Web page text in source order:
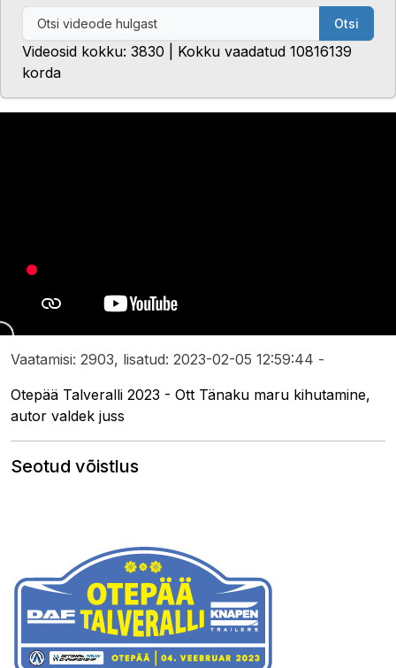
Otsi
Videosid kokku: 3830 | Kokku vaadatud 10816139
korda
Vaatamisi: 2903, lisatud: 2023-02-05 12:59:44 -
Otepää Talveralli 2023 - Ott Tänaku maru kihutamine,
autor valdek juss
Seotud võistlus